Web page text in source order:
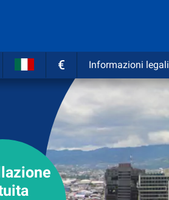
€ Informazioni legali